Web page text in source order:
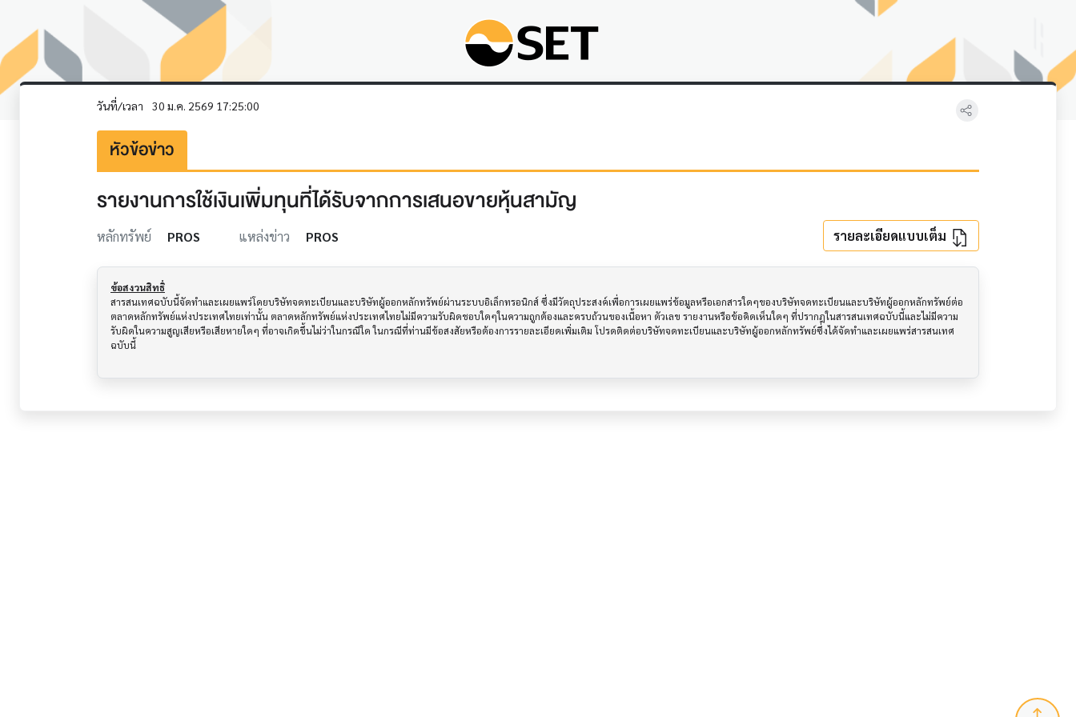
วันที่/เวลา 30 ม.ค. 2569 17:25:00
หัวข้อข่าว
รายงานการใช้เงินเพิ่มทุนที่ได้รับจากการเสนอขายหุ้นสามัญ
หลักทรัพย์ PROS แหล่งข่าว PROS รายละเอียดแบบเต็ม
ข้อสงวนสิทธิ์
สารสนเทศฉบับนี้จัดทำและเผยแพร่โดยบริษัทจดทะเบียนและบริษัทผู้ออกหลักทรัพย์ผ่านระบบอิเล็กทรอนิกส์ ซึ่งมีวัตถุประสงค์เพื่อการเผยแพร่ข้อมูลหรือเอกสารใดๆของบริษัทจดทะเบียนและบริษัทผู้ออกหลักทรัพย์ต่อ
ตลาดหลักทรัพย์แห่งประเทศไทยเท่านั้น ตลาดหลักทรัพย์แห่งประเทศไทยไม่มีความรับผิดชอบใดๆในความถูกต้องและครบถ้วนของเนื้อหา ตัวเลข รายงานหรือข้อคิดเห็นใดๆ ที่ปรากฎในสารสนเทศฉบับนี้และไม่มีความ
รับผิดในความสูญเสียหรือเสียหายใดๆ ที่อาจเกิดขึ้นไม่ว่าในกรณีใด ในกรณีที่ท่านมีข้อสงสัยหรือต้องการรายละเอียดเพิ่มเติม โปรดติดต่อบริษัทจดทะเบียนและบริษัทผู้ออกหลักทรัพย์ซึ่งได้จัดทำและเผยแพร่สารสนเทศ
ฉบับนี้